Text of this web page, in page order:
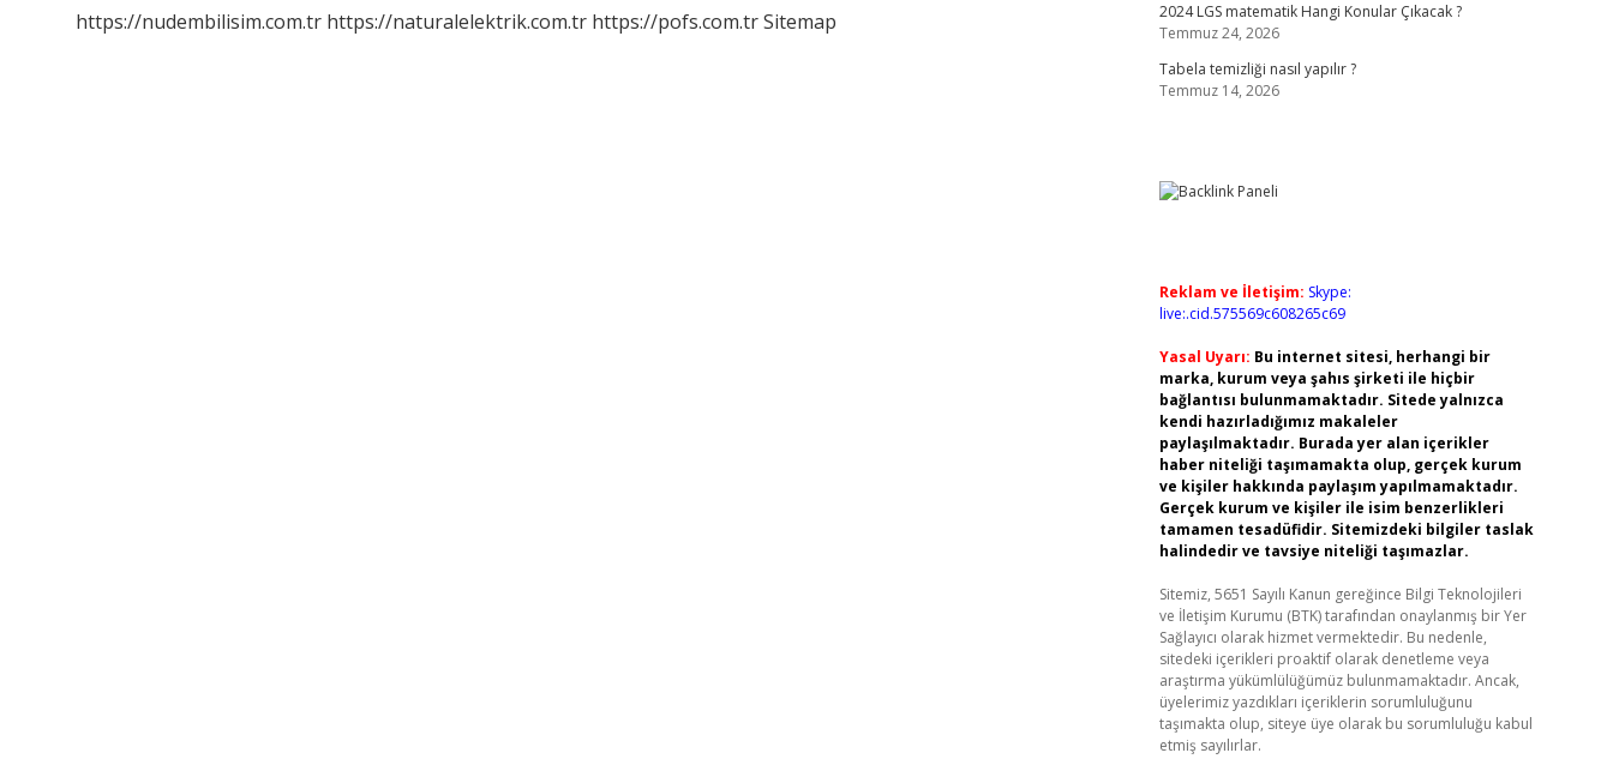
https://nudembilisim.com.tr https://naturalelektrik.com.tr https://pofs.com.trSitemap
2024 LGS matematik Hangi Konular Çıkacak ?
Temmuz 24, 2026
Tabela temizliği nasıl yapılır ?
Temmuz 14, 2026
Reklam ve İletişim: Skype:
live:.cid.575569c608265c69
Yasal Uyarı: Bu internet sitesi, herhangi bir
marka, kurum veya şahıs şirketi ile hiçbir
bağlantısı bulunmamaktadır. Sitede yalnızca
kendi hazırladığımız makaleler
paylaşılmaktadır. Burada yer alan içerikler
haber niteliği taşımamakta olup, gerçek kurum
ve kişiler hakkında paylaşım yapılmamaktadır.
Gerçek kurum ve kişiler ile isim benzerlikleri
tamamen tesadüfidir. Sitemizdeki bilgiler taslak
halindedir ve tavsiye niteliği taşımazlar.
Sitemiz, 5651 Sayılı Kanun gereğince Bilgi Teknolojileri
ve İletişim Kurumu (BTK) tarafından onaylanmış bir Yer
Sağlayıcı olarak hizmet vermektedir. Bu nedenle,
sitedeki içerikleri proaktif olarak denetleme veya
araştırma yükümlülüğümüz bulunmamaktadır. Ancak,
üyelerimiz yazdıkları içeriklerin sorumluluğunu
taşımakta olup, siteye üye olarak bu sorumluluğu kabul
etmiş sayılırlar.